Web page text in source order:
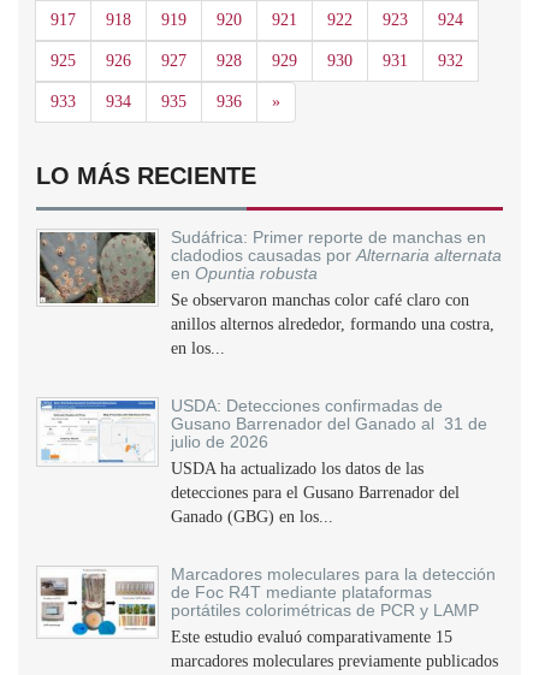
917 918 919 920 921 922 923 924
925 926 927 928 929 930 931 932
933 934 935 936 »Siguiente
LO MÁS RECIENTE
Sudáfrica: Primer reporte de manchas en
cladodios causadas por Alternaria alternata
en Opuntia robusta
Se observaron manchas color café claro con
anillos alternos alrededor, formando una costra,
en los...
USDA: Detecciones confirmadas de
Gusano Barrenador del Ganado al 31 de
julio de 2026
USDA ha actualizado los datos de las
detecciones para el Gusano Barrenador del
Ganado (GBG) en los...
Marcadores moleculares para la detección
de Foc R4T mediante plataformas
portátiles colorimétricas de PCR y LAMP
Este estudio evaluó comparativamente 15
marcadores moleculares previamente publicados